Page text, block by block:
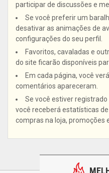
participar de discussões e
Se você preferir um
desativar as animações de
configurações do seu perfil.
Favoritos, cavaladas e
do site ficarão disponíveis
Em cada página, você
comentários apareceram.
Se você estiver registrado
você receberá estatísticas
compras na loja, promoções